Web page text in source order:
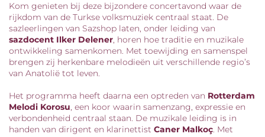
Kom genieten bij deze bijzondere concertavond waar de
rijkdom van de Turkse volksmuziek centraal staat. De
sazleerlingen van Sazshop laten, onder leiding van
sazdocent Ilker Delener, horen hoe traditie en muzikale
ontwikkeling samenkomen. Met toewijding en samenspel
brengen zij herkenbare melodieën uit verschillende regio’s
van Anatolië tot leven.
Het programma heeft daarna een optreden van Rotterdam
Melodi Korosu, een koor waarin samenzang, expressie en
verbondenheid centraal staan. De muzikale leiding is in
handen van dirigent en klarinettist Caner Malkoç. Met